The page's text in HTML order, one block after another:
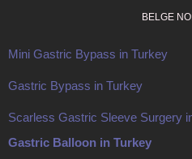
BELGE
Mini Gastric Bypass in Turkey
Gastric Bypass in Turkey
Scarless Gastric Sleeve Surgery
Gastric Balloon in Turkey